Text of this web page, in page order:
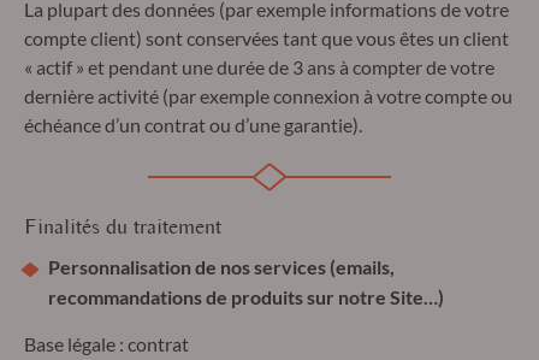
La plupart des données (par exemple informations de votre
compte client) sont conservées tant que vous êtes un client
« actif » et pendant une durée de 3 ans à compter de votre
dernière activité (par exemple connexion à votre compte ou
échéance d’un contrat ou d’une garantie).
Finalités du traitement
Personnalisation de nos services (emails,
recommandations de produits sur notre Site…)
Base légale : contrat